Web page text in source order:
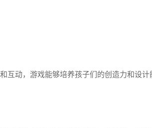
互动，游戏能够培养孩子们的创造力和设